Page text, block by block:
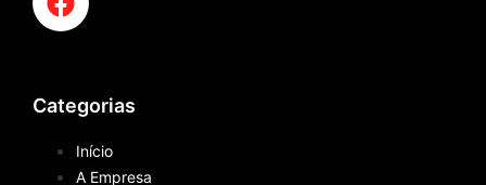
Categorias
Início
A Empresa